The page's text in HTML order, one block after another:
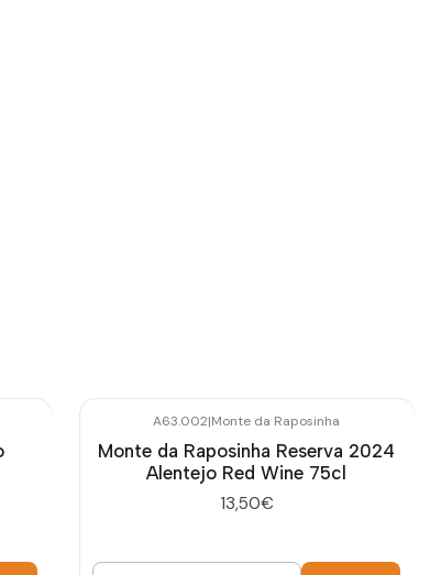
A63.002|Monte da Raposinha
Monte da Raposinha Reserva 2024
Alentejo Red Wine 75cl
13,50€